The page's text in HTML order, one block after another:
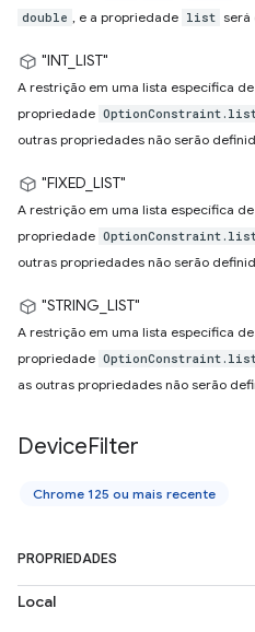
double , e a propriedade list será
"INT_LIST"
A restrição em uma lista específica
propriedade
outras propriedades não serão
"FIXED_LIST"
A restrição em uma lista específica
propriedade
outras propriedades não serão
"STRING_LIST"
A restrição em uma lista específica
propriedade
as outras propriedades não serão
DeviceFilter
Chrome 125 ou mais recente
PROPRIEDADES
Local